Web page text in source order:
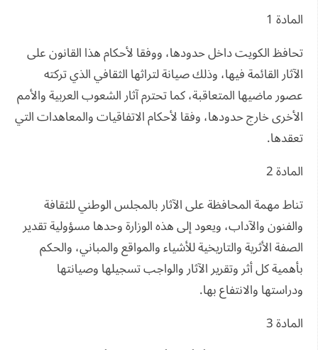
المادة 1
تحافظ الكويت داخل حدودها، ووفقا لأحكام هذا القانون على
الآثار القائمة فيها، وذلك صيانة لتراثها الثقافي الذي تركته
عصور ماضيها المتعاقبة، كما تحترم آثار الشعوب العربية والأمم
الأخرى خارج حدودها، وفقا لأحكام الاتفاقيات والمعاهدات التي
تعقدها.
المادة 2
تناط مهمة المحافظة على الآثار بالمجلس الوطني للثقافة
والفنون والآداب، ويعود إلى هذه الوزارة وحدها مسؤولية تقدير
الصفة الأثرية والتاريخية للأشياء والمواقع والمباني، والحكم
بأهمية كل أثر وتقرير الآثار والواجب تسجيلها وصيانتها
ودراستها والانتفاع بها.
المادة 3